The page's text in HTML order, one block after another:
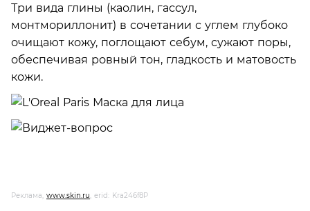
Три вида глины (каолин, гассул,
монтмориллонит) в сочетании с углем глубоко
очищают кожу, поглощают себум, сужают поры,
обеспечивая ровный тон, гладкость и матовость
кожи.
Реклама, www.skin.ru, erid: Kra246f8P